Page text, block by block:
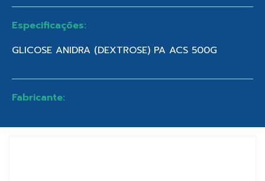
Especificações:
GLICOSE ANIDRA (DEXTROSE) PA ACS 500G
Fabricante: